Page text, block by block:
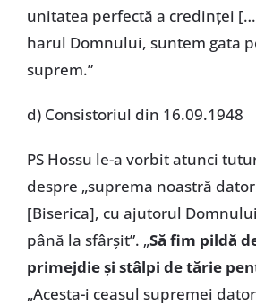
unitatea perfectă a credinței
harul Domnului, suntem gata
suprem.”
d) Consistoriul din 16.09.1948
PS Hossu le-a vorbit atunci
despre „suprema noastră
[Biserica], cu ajutorul
până la sfârșit”. „Să fim pildă
primejdie și stâlpi de tărie
„Acesta-i ceasul supremei